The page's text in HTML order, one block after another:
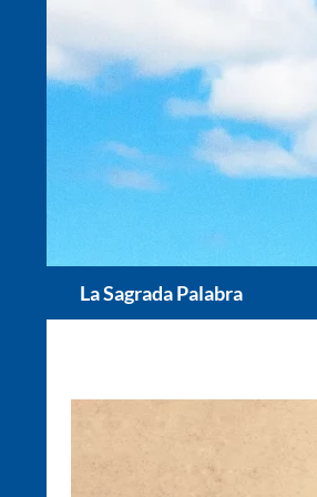
contenido
La Sagrada Palabra